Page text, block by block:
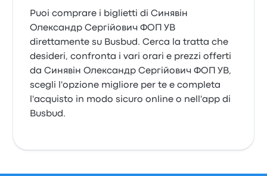
Puoi comprare i biglietti di Синявін
Олександр Сергійович ФОП УВ
direttamente su Busbud. Cerca la tratta che
desideri, confronta i vari orari e prezzi offerti
da Синявін Олександр Сергійович ФОП УВ,
scegli l'opzione migliore per te e completa
l'acquisto in modo sicuro online o nell'app di
Busbud.